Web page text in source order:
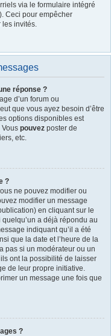
via le formulaire intégré
Ceci pour empêcher
les invités.
réponse ?
d’un forum ou
que vous ayez besoin d’être
options disponibles est
pouvez poster de
etc.
?
ne pouvez modifier ou
modifier un message
en cliquant sur le
a déjà répondu au
indiquant qu’il a été
que la date et l’heure de la
pas si un modérateur ou un
ont la possibilité de laisser
de leur propre initiative.
un message une fois que
?